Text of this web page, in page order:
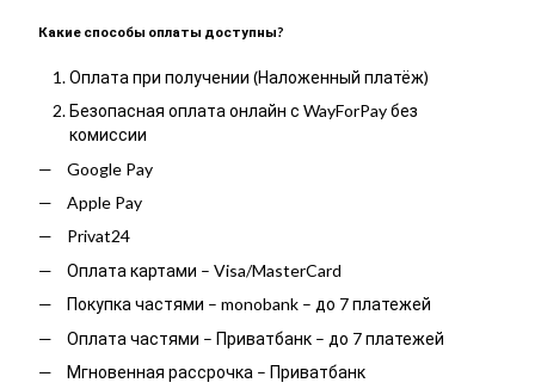
Какие способы оплаты доступны?
Оплата при получении (Наложенный платёж)
Безопасная оплата онлайн с WayForPay без
комиссии
Google Pay
Apple Pay
Privat24
Оплата картами – Visa/MasterCard
Покупка частями – monobank – до 7 платежей
Оплата частями – Приватбанк – до 7 платежей
Мгновенная рассрочка – Приватбанк